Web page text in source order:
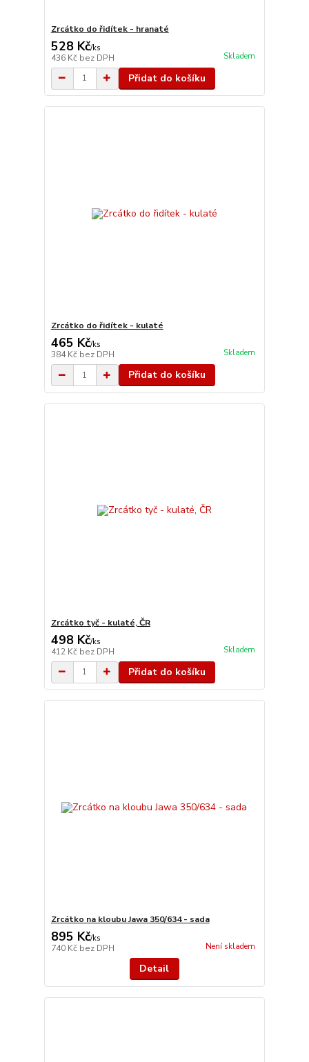
Zrcátko do řidítek - hranaté
528 Kč/ks
436 Kč bez DPH Skladem
Přidat do košíku
Zrcátko do řidítek - kulaté
465 Kč/ks
384 Kč bez DPH Skladem
Přidat do košíku
Zrcátko tyč - kulaté, ČR
498 Kč/ks
412 Kč bez DPH Skladem
Přidat do košíku
Zrcátko na kloubu Jawa 350/634 - sada
895 Kč/ks
740 Kč bez DPH Není skladem
Detail